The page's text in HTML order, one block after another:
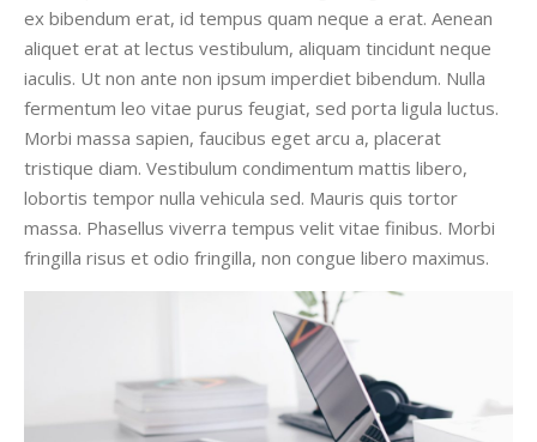
ex bibendum erat, id tempus quam neque a erat. Aenean
aliquet erat at lectus vestibulum, aliquam tincidunt neque
iaculis. Ut non ante non ipsum imperdiet bibendum. Nulla
fermentum leo vitae purus feugiat, sed porta ligula luctus.
Morbi massa sapien, faucibus eget arcu a, placerat
tristique diam. Vestibulum condimentum mattis libero,
lobortis tempor nulla vehicula sed. Mauris quis tortor
massa. Phasellus viverra tempus velit vitae finibus. Morbi
fringilla risus et odio fringilla, non congue libero maximus.